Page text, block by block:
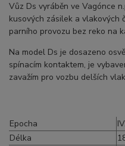
Vůz Ds vyráběn ve Vagónce
kusových zásilek a vlakových
parního provozu bez reko na
Na model Ds je dosazeno
spínacím kontaktem, je
zavažím pro vozbu delších
Epocha
IV.
Délka